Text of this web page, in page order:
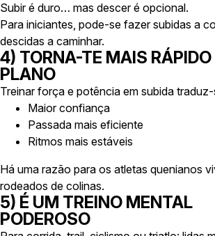
Subir é duro… mas descer é opcional.
Para iniciantes, pode-se fazer subidas a
descidas a caminhar.
4) TORNA-TE MAIS RÁPIDO
PLANO
Treinar força e potência em subida traduz-
Maior confiança
Passada mais eficiente
Ritmos mais estáveis
Há uma razão para os atletas quenianos
rodeados de colinas.
5) É UM TREINO MENTAL
PODEROSO